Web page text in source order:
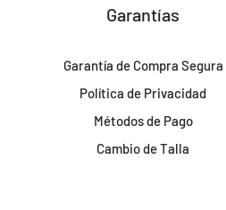
Garantías
Garantía de Compra Segura
Política de Privacidad
Métodos de Pago
Cambio de Talla